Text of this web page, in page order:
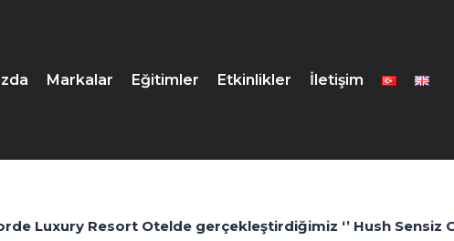
Markalar Eğitimler Etkinlikler İletişim
Luxury Resort Otelde gerçekleştirdiğimiz ‘’ Hush Sensiz